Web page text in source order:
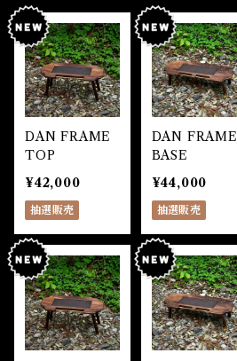
DAN FRAME
TOP
¥42,000
抽選販売
DAN FRAME
BASE
¥44,000
抽選販売